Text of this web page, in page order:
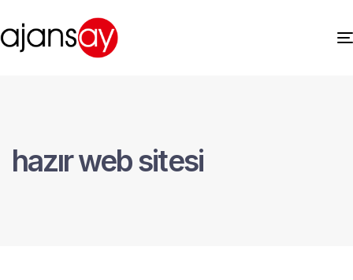
hazır web sitesi